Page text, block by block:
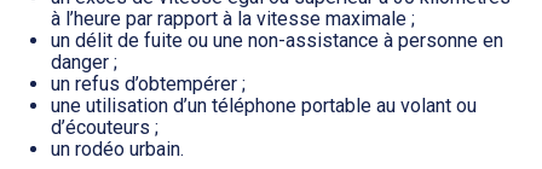
à l’heure par rapport à la vitesse maximale ;
un délit de fuite ou une non-assistance à personne en
danger ;
un refus d’obtempérer ;
une utilisation d’un téléphone portable au volant ou
d’écouteurs ;
un rodéo urbain.